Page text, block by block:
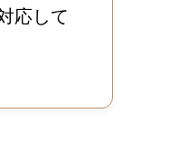
応して